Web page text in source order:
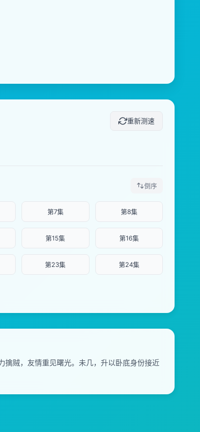
重新测速
倒序
第7集 第8集
第15集 第16集
第23集 第24集
擒贼，友情重见曙光。未几，升以卧底身份接近